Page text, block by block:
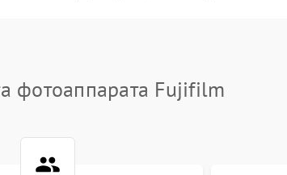
фотоаппарата Fujifilm